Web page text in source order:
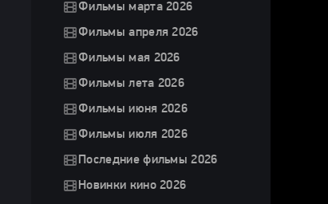
Фильмы марта 2026
Фильмы апреля 2026
Фильмы мая 2026
Фильмы лета 2026
Фильмы июня 2026
Фильмы июля 2026
Последние фильмы 2026
Новинки кино 2026